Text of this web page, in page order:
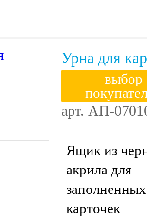
Урна для
выбор
арт. АП-
Ящик из
акрила для
заполненных
карточек